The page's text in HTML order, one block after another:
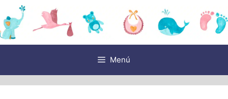
Saltar
al
contenido
Menú